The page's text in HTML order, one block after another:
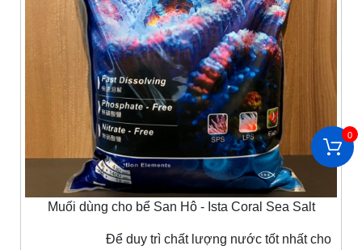
Muối dùng cho bể San Hô - Ista Coral Sea Salt
Để duy trì chất lượng nước tốt nhất cho
0